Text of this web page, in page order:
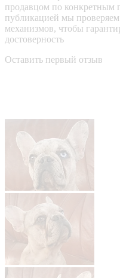
продавцом по конкретным
публикацией мы
механизмов, чтобы
достоверность
Оставить первый отзыв